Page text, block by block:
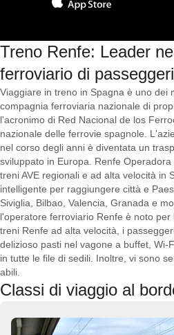
Treno Renfe: Leader
ferroviario di
Viaggiare in treno in Spagna è uno dei
compagnia ferroviaria nazionale di
l'acronimo di Red Nacional de los
nazionale delle ferrovie spagnole.
nel corso degli anni è diventata un
sviluppato in Europa. Renfe
treni AVE regionali e ad alta velocità in
intelligente per raggiungere città e
Siviglia, Bilbao, Valencia, Granada e
l'operatore ferroviario Renfe è noto
treni Renfe ad alta velocità, i
delizioso pasti nel vagone a buffet, Wi-
in tutte le file di sedili. Inoltre, vi sono
abili.
Classi di viaggio al